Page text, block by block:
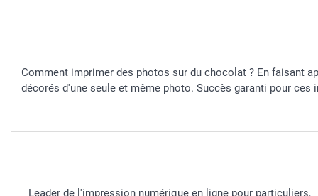
Comment imprimer des photos sur du chocolat ? En faisant
décorés d'une seule et même photo. Succès garanti pour
Leader de l'impression numérique en ligne pour particuliers,